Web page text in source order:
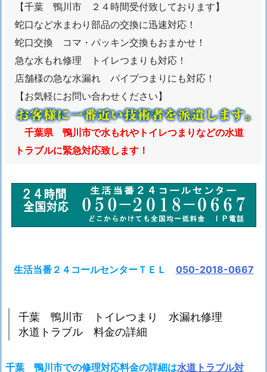
口
交
換
水
道
ト
ラ
ブ
ル
サ
ビ
ス
の
受
1.
鴨
川
【千葉 鴨川市 ２４時間受付致しております】
蛇口など水まわり部品の交換に迅速対応！
蛇口交換 コマ・パッキン交換もおまかせ！
急な水もれ修理 トイレつまりも対応！
店舗様の急な水漏れ パイプつまりにも対応！
【お気軽にお問い合わせください】
千葉県 鴨川市で水もれやトイレつまりなどの水道
トラブルに緊急対応致します！
生活当番２４コールセンターＴＥＬ 050-2018-0667
千葉 鴨川市 トイレつまり 水漏れ修理
水道トラブル 料金の詳細
千葉 鴨川市での修理対応料金の詳細は水道トラブル対